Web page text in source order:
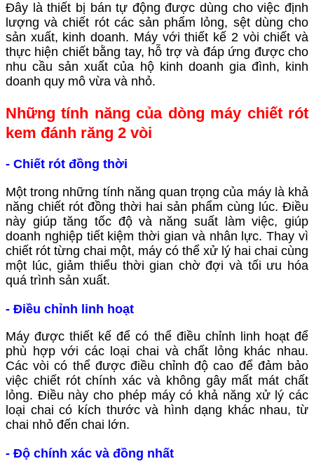
Đây là thiết bị bán tự động được dùng cho việc định
lượng và chiết rót các sản phẩm lỏng, sệt dùng cho
sản xuất, kinh doanh. Máy với thiết kế 2 vòi chiết và
thực hiện chiết bằng tay, hỗ trợ và đáp ứng được cho
nhu cầu sản xuất của hộ kinh doanh gia đình, kinh
doanh quy mô vừa và nhỏ.
Những tính năng của dòng máy chiết rót
kem đánh răng 2 vòi
- Chiết rót đồng thời
Một trong những tính năng quan trọng của máy là khả
năng chiết rót đồng thời hai sản phẩm cùng lúc. Điều
này giúp tăng tốc độ và năng suất làm việc, giúp
doanh nghiệp tiết kiệm thời gian và nhân lực. Thay vì
chiết rót từng chai một, máy có thể xử lý hai chai cùng
một lúc, giảm thiểu thời gian chờ đợi và tối ưu hóa
quá trình sản xuất.
- Điều chỉnh linh hoạt
Máy được thiết kế để có thể điều chỉnh linh hoạt để
phù hợp với các loại chai và chất lỏng khác nhau.
Các vòi có thể được điều chỉnh độ cao để đảm bảo
việc chiết rót chính xác và không gây mất mát chất
lỏng. Điều này cho phép máy có khả năng xử lý các
loại chai có kích thước và hình dạng khác nhau, từ
chai nhỏ đến chai lớn.
- Độ chính xác và đồng nhất